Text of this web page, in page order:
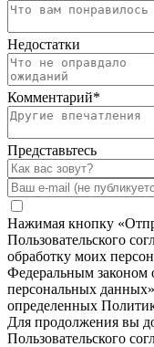
Недостатки
Комментарий*
Представьтесь
Нажимая кнопку
Пользовательского
обработку моих
Федеральным
персональных
определенных
Для продолжения вы
Пользовательского